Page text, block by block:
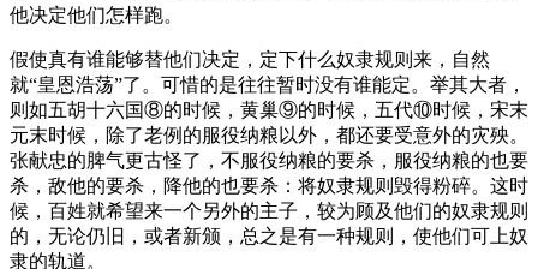
他决定他们怎样跑。
假使真有谁能够替他们决定，定下什么奴隶规则来，自然
就“皇恩浩荡”了。可惜的是往往暂时没有谁能定。举其大者，
则如五胡十六国⑧的时候，黄巢⑨的时候，五代⑩时候，宋末
元末时候，除了老例的服役纳粮以外，都还要受意外的灾殃。
张献忠的脾气更古怪了，不服役纳粮的要杀，服役纳粮的也要
杀，敌他的要杀，降他的也要杀：将奴隶规则毁得粉碎。这时
候，百姓就希望来一个另外的主子，较为顾及他们的奴隶规则
的，无论仍旧，或者新颁，总之是有一种规则，使他们可上奴
隶的轨道。